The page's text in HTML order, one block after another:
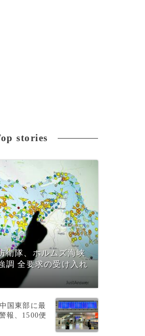
stories
衛隊、ホルムズ海峡
調 全要求の受け入れ
国東部に最
報、1500便